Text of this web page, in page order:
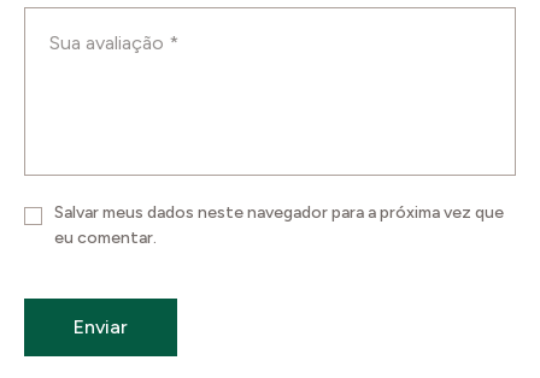
Salvar meus dados neste navegador para a próxima vez que
eu comentar.